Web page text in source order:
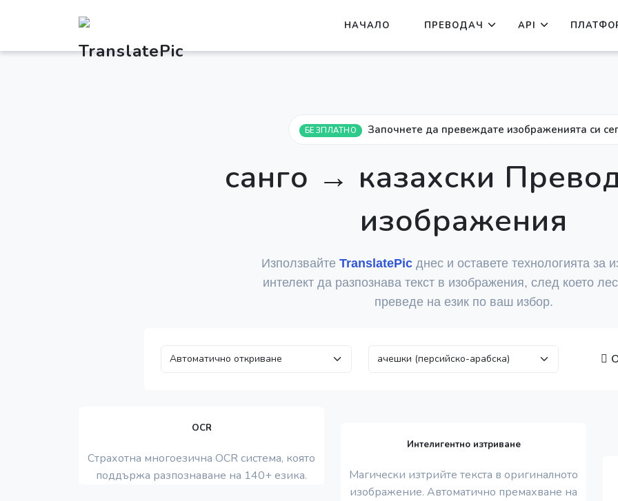
НАЧАЛО ПРЕВОДАЧ API
БЕЗПЛАТНО Започнете да превеждате изображенията си
санго → казахски
изображения
Използвайте TranslatePic днес и оставете технологията за
интелект да разпознава текст в изображения, след което
преведе на език по ваш избор.
OCR
Страхотна многоезична OCR система, която
поддържа разпознаване на 140+ езика.
Интелигентно изтриване
Магически изтрийте текста в оригиналното
изображение. Автоматично премахване на